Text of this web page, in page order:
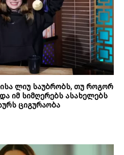
ლიუ საუბრობს, თუ როგორ
იმ სიმღერებს ასახელებს
ციგურაობა